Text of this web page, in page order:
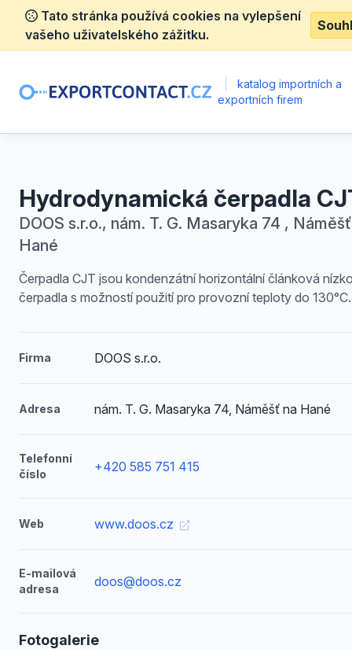
Tato stránka používá cookies na vylepšení
vašeho uživatelského zážitku.
katalog importních a
exportních firem
Hydrodynamická čerpadla
DOOS s.r.o., nám. T. G. Masaryka 74 ,
Hané
Čerpadla CJT jsou kondenzátní horizontální článková
čerpadla s možností použití pro provozní teploty do 130°C.
Firma DOOS s.r.o.
Adresa nám. T. G. Masaryka 74, Náměšť na Hané
Telefonní
číslo
+420 585 751 415
Web www.doos.cz
E-mailová
adresa
doos@doos.cz
Fotogalerie